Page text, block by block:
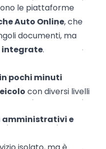
le piattaforme
Auto Online, che
documenti, ma
integrate.
pochi minuti
con diversi livelli
amministrativi e